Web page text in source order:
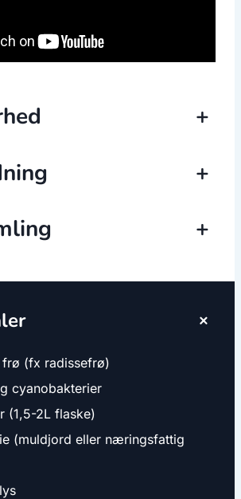
+
+
+
+
frø (fx radissefrø)
cyanobakterier
(1,5-2L flaske)
(muldjord eller næringsfattig